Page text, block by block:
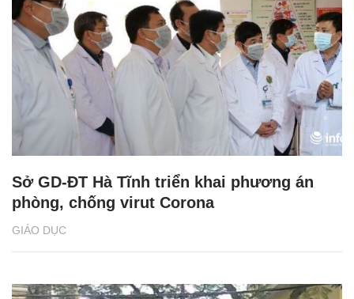
GIÁO DỤC
Sở GD-ĐT Hà Tĩnh triển khai phương án
phòng, chống virut Corona